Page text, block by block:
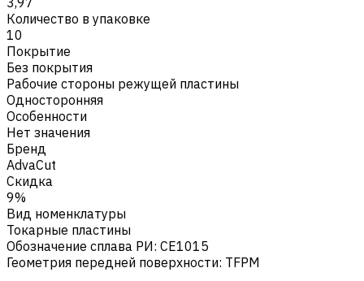
Количество в упаковке
10
Покрытие
Без покрытия
Рабочие стороны режущей пластины
Односторонняя
Особенности
Нет значения
Бренд
AdvaCut
Скидка
9%
Вид номенклатуры
Токарные пластины
Обозначение сплава РИ: CE1015
Геометрия передней поверхности: TFPM